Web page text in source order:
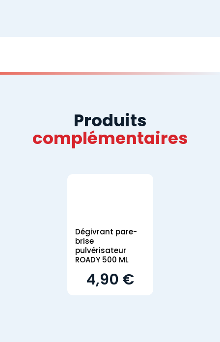
Produits
complémentaires
Dégivrant pare-
brise
pulvérisateur
ROADY 500 ML
4,90 €